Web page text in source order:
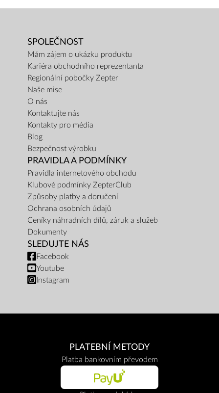
SPOLEČNOST
Mám zájem o ukázku produktu
Kariéra obchodního reprezentanta
Regionální pobočky Zepter
Naše mise
O nás
Kontaktujte nás
Kontakty pro média
Blog
Bezpečnost výrobku
PRAVIDLA A PODMÍNKY
Pravidla internetového obchodu
Klubové podmínky ZepterClub
Způsoby platby a doručení
Ochrana osobních údajů
Ceníky náhradních dílů, záruk a služeb
Dokumenty
SLEDUJTE NÁS
Facebook
Youtube
Instagram
PLATEBNÍ METODY
Platba bankovním převodem